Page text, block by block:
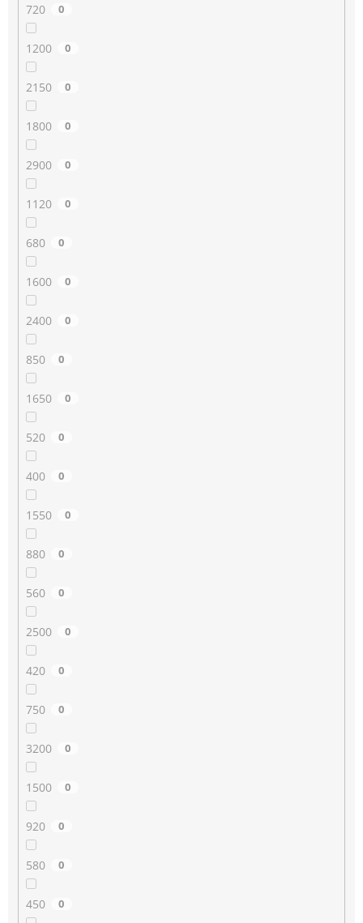
720 0
1200 0
2150 0
1800 0
2900 0
1120 0
680 0
1600 0
2400 0
850 0
1650 0
520 0
400 0
1550 0
880 0
560 0
2500 0
420 0
750 0
3200 0
1500 0
920 0
580 0
450 0